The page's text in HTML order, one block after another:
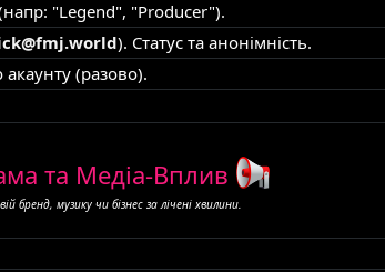
"Legend", "Producer").
). Статус та анонімність.
(разово).
та Медіа-Вплив
бренд, музику чи бізнес за лічені хвилини.